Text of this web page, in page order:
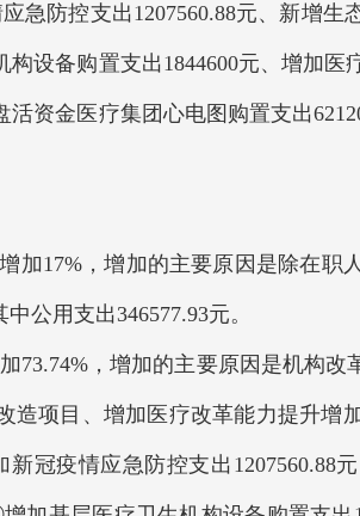
急防控支出1207560.88元、新增生
设备购置支出1844600元、增加医
资金医疗集团心电图购置支出
17%，增加的主要原因是除在职
公用支出346577.93元。
，增加的主要原因是机构改
项目、增加医疗改革能力提升增
冠疫情应急防控支出1207560.88